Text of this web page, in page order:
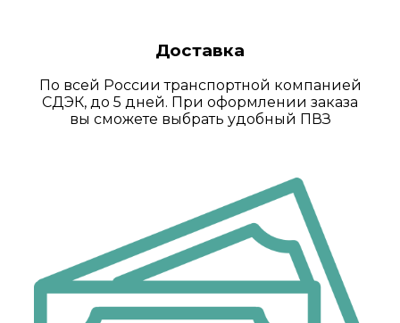
Доставка
По всей России транспортной компанией
СДЭК, до 5 дней. При оформлении заказа
вы сможете выбрать удобный ПВЗ